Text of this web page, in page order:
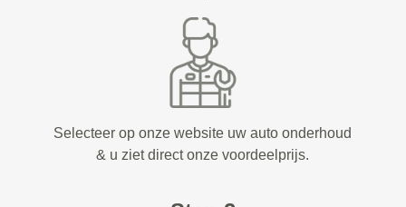
Selecteer op onze website uw auto onderhoud
& u ziet direct onze voordeelprijs.